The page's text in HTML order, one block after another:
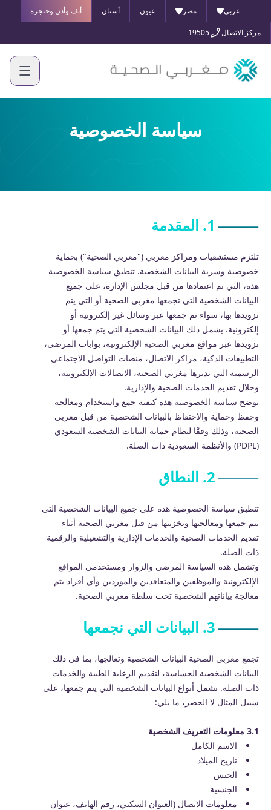
عربي مصر عيون أسنان أنف وأذن وحنجرة
مركز الاتصال 19505
سياسة الخصوصية
1. المقدمة
تلتزم مستشفيات ومراكز مغربي ("مغربي الصحية") بحماية
خصوصية وسرية البيانات الشخصية. تنطبق سياسة الخصوصية
هذه، التي تم اعتمادها من قبل مجلس الإدارة، على جميع
البيانات الشخصية التي تجمعها مغربي الصحية أو التي يتم
تزويدها بها، سواء تم جمعها عبر وسائل غير إلكترونية أو
إلكترونية. يشمل ذلك البيانات الشخصية التي يتم جمعها أو
تزويدها عبر مواقع مغربي الصحية الإلكترونية، بوابات المرضى،
التطبيقات الذكية، مراكز الاتصال، منصات التواصل الاجتماعي
الرسمية التي تديرها مغربي الصحية، الاتصالات الإلكترونية،
وخلال تقديم الخدمات الصحية والإدارية.
توضح سياسة الخصوصية هذه كيفية جمع واستخدام ومعالجة
وحفظ وحماية والاحتفاظ بالبيانات الشخصية من قبل مغربي
الصحية، وذلك وفقًا لنظام حماية البيانات الشخصية السعودي
(PDPL) والأنظمة السعودية ذات الصلة.
2. النطاق
تنطبق سياسة الخصوصية هذه على جميع البيانات الشخصية التي
يتم جمعها ومعالجتها وتخزينها من قبل مغربي الصحية أثناء
تقديم الخدمات الصحية والخدمات الإدارية والتشغيلية والرقمية
ذات الصلة.
وتشمل هذه السياسة المرضى والزوار ومستخدمي المواقع
الإلكترونية والموظفين والمتعاقدين والموردين وأي أفراد يتم
معالجة بياناتهم الشخصية تحت سلطة مغربي الصحية.
3. البيانات التي نجمعها
تجمع مغربي الصحية البيانات الشخصية وتعالجها، بما في ذلك
البيانات الشخصية الحساسة، لتقديم الرعاية الطبية والخدمات
ذات الصلة. تشمل أنواع البيانات الشخصية التي يتم جمعها، على
سبيل المثال لا الحصر، ما يلي:
3.1 معلومات التعريف الشخصية
الاسم الكامل
تاريخ الميلاد
الجنس
الجنسية
معلومات الاتصال (العنوان السكني، رقم الهاتف، عنوان